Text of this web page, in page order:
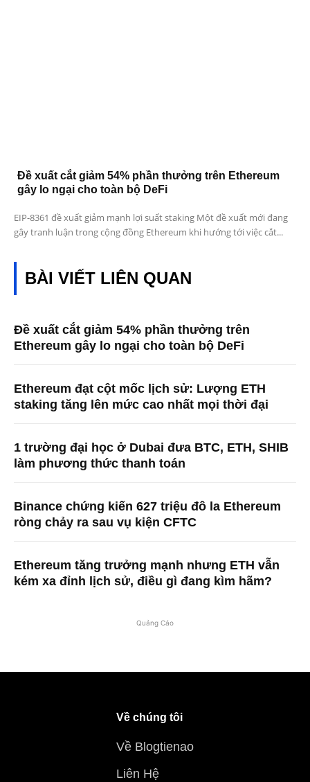
Đề xuất cắt giảm 54% phần thưởng trên Ethereum
gây lo ngại cho toàn bộ DeFi
EIP-8361 đề xuất giảm mạnh lợi suất staking Một đề xuất mới đang
gây tranh luận trong cộng đồng Ethereum khi hướng tới việc cắt...
BÀI VIẾT LIÊN QUAN
Đề xuất cắt giảm 54% phần thưởng trên
Ethereum gây lo ngại cho toàn bộ DeFi
Ethereum đạt cột mốc lịch sử: Lượng ETH
staking tăng lên mức cao nhất mọi thời đại
1 trường đại học ở Dubai đưa BTC, ETH, SHIB
làm phương thức thanh toán
Binance chứng kiến ​​627 triệu đô la Ethereum
ròng chảy ra sau vụ kiện CFTC
Ethereum tăng trưởng mạnh nhưng ETH vẫn
kém xa đỉnh lịch sử, điều gì đang kìm hãm?
Quảng Cáo
Về chúng tôi
Về Blogtienao
Liên Hệ